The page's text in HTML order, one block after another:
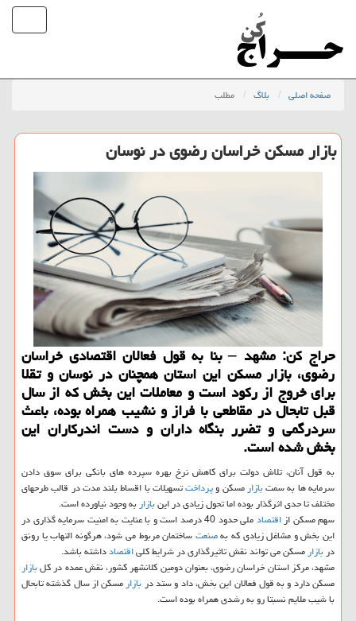
صفحه اصلی بلاگ مطلب
بازار مسكن خراسان رضوی در نوسان
حراج كن: مشهد – بنا به قول فعالان اقتصادی خراسان
رضوی، بازار مسكن این استان همچنان در نوسان و تقلا
برای خروج از ركود است و معاملات این بخش كه از سال
قبل تابحال در مقاطعی با فراز و نشیب همراه بوده، باعث
سردرگمی و تضرر بنگاه داران و دست اندركاران این
بخش شده است.
به قول آنان، تلاش دولت برای كاهش نرخ بهره سپرده های بانكی برای سوق دادن
سرمایه ها به سمتبازارمسكن وپرداختتسهیلات با اقساط بلند مدت در قالب طرحهای
مختلف تا حدی اثرگذار بوده اما تحول زیادی در اینبازاربه وجود نیاورده است.
سهم مسكن ازاقتصاد
ملی حدود 40 درصد است و با عنایت به امنیت سرمایه گذاری در
این بخش و مشاغل زیادی كه بهصنعتساختمان مربوط می شود، هرگونه التهاب یا رونق
دربازارمسكن می تواند نقش تاثیرگذاری در شرایط كلیاقتصادداشته باشد.
مشهد، مركز استان خراسان رضوی، بعنوان دومین كلانشهر كشور، نقش عمده در كلبازار
مسكن دارد و به قول فعالان این بخش، داد و ستد دربازارمسكن از سال گذشته تابحال
با شیب ملایم نسبتا رو به رشدی همراه بوده است.